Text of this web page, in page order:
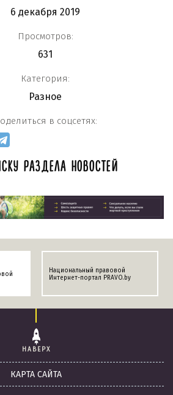
6 декабря 2019
Просмотров:
631
Категория:
Разное
в соцсетях:
РАЗДЕЛА НОВОСТЕЙ
Национальный правовой
Интернет-портал PRAVO.by
НАВЕРХ
КАРТА САЙТА